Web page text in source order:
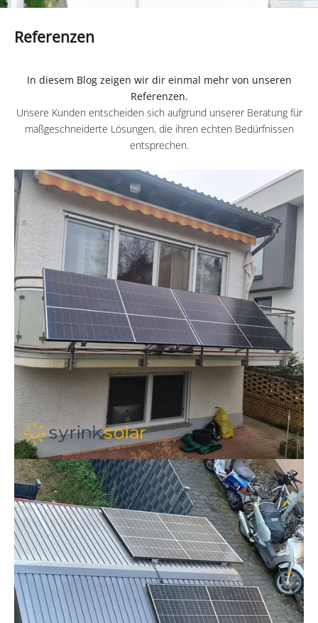
Referenzen
In diesem Blog zeigen wir dir einmal mehr von unseren
Referenzen.
Unsere Kunden entscheiden sich aufgrund unserer Beratung für
maßgeschneiderte Lösungen, die ihren echten Bedürfnissen
entsprechen.